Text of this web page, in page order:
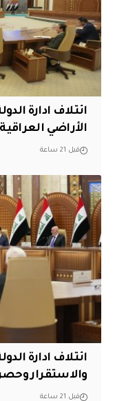
ائتلاف ادارة
الأراضي
قبل 21 ساعة
ائتلاف ادارة
والاستقرار
قبل 21 ساعة